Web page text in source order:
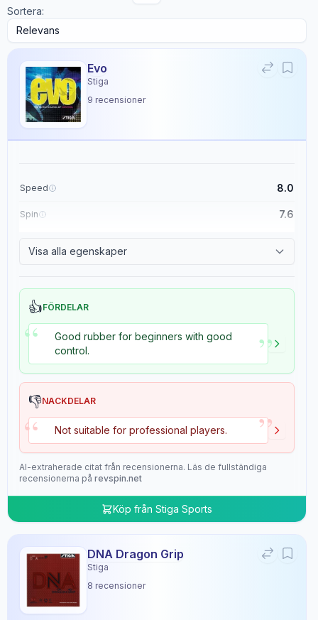
Sortera:
Evo
Stiga
9 recensioner
Speed 8.0
Spin 7.6
Visa alla egenskaper
👍FÖRDELAR
“
Good rubber for beginners with good
control.
”
👎NACKDELAR
“ Not suitable for professional players. ”
AI-extraherade citat från recensionerna. Läs de fullständiga
recensionerna på revspin.net
Köp från Stiga Sports
DNA Dragon Grip
Stiga
8 recensioner